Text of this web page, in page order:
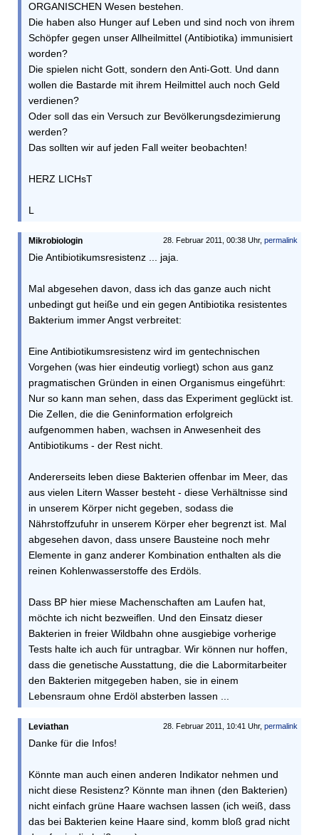
ORGANISCHEN Wesen bestehen.
Die haben also Hunger auf Leben und sind noch von ihrem
Schöpfer gegen unser Allheilmittel (Antibiotika) immunisiert
worden?
Die spielen nicht Gott, sondern den Anti-Gott. Und dann
wollen die Bastarde mit ihrem Heilmittel auch noch Geld
verdienen?
Oder soll das ein Versuch zur Bevölkerungsdezimierung
werden?
Das sollten wir auf jeden Fall weiter beobachten!
HERZ LICHsT
L
28. Februar 2011, 00:38 Uhr, permalink
Mikrobiologin
Die Antibiotikumsresistenz ... jaja.
Mal abgesehen davon, dass ich das ganze auch nicht
unbedingt gut heiße und ein gegen Antibiotika resistentes
Bakterium immer Angst verbreitet:
Eine Antibiotikumsresistenz wird im gentechnischen
Vorgehen (was hier eindeutig vorliegt) schon aus ganz
pragmatischen Gründen in einen Organismus eingeführt:
Nur so kann man sehen, dass das Experiment geglückt ist.
Die Zellen, die die Geninformation erfolgreich
aufgenommen haben, wachsen in Anwesenheit des
Antibiotikums - der Rest nicht.
Andererseits leben diese Bakterien offenbar im Meer, das
aus vielen Litern Wasser besteht - diese Verhältnisse sind
in unserem Körper nicht gegeben, sodass die
Nährstoffzufuhr in unserem Körper eher begrenzt ist. Mal
abgesehen davon, dass unsere Bausteine noch mehr
Elemente in ganz anderer Kombination enthalten als die
reinen Kohlenwasserstoffe des Erdöls.
Dass BP hier miese Machenschaften am Laufen hat,
möchte ich nicht bezweiflen. Und den Einsatz dieser
Bakterien in freier Wildbahn ohne ausgiebige vorherige
Tests halte ich auch für untragbar. Wir können nur hoffen,
dass die genetische Ausstattung, die die Labormitarbeiter
den Bakterien mitgegeben haben, sie in einem
Lebensraum ohne Erdöl absterben lassen ...
28. Februar 2011, 10:41 Uhr, permalink
Leviathan
Danke für die Infos!
Könnte man auch einen anderen Indikator nehmen und
nicht diese Resistenz? Könnte man ihnen (den Bakterien)
nicht einfach grüne Haare wachsen lassen (ich weiß, dass
das bei Bakterien keine Haare sind, komm bloß grad nicht